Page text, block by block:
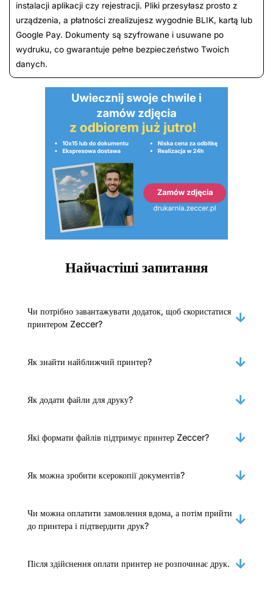
instalacji aplikacji czy rejestracji. Pliki przesyłasz prosto z
urządzenia, a płatności zrealizujesz wygodnie BLIK, kartą lub
Google Pay. Dokumenty są szyfrowane i usuwane po
wydruku, co gwarantuje pełne bezpieczeństwo Twoich
danych.
Найчастіші запитання
Чи потрібно завантажувати додаток, щоб скористатися
принтером Zeccer?
Як знайти найближчий принтер?
Як додати файли для друку?
Які формати файлів підтримує принтер Zeccer?
Як можна зробити ксерокопії документів?
Чи можна оплатити замовлення вдома, а потім прийти
до принтера і підтвердити друк?
Після здійснення оплати принтер не розпочинає друк.